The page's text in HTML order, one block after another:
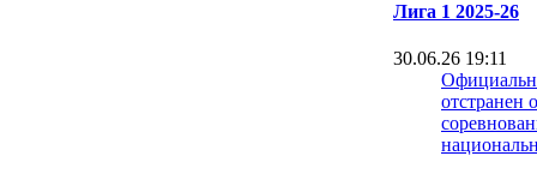
Лига 1 2025-26
30.06.26 19:11
отстранен